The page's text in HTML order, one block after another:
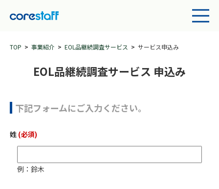
TOP 事業紹介 EOL品継続調査サービス サービス申込み
EOL品継続調査サービス 申込み
下記フォームにご入力ください。
姓 (必須)
例：鈴木